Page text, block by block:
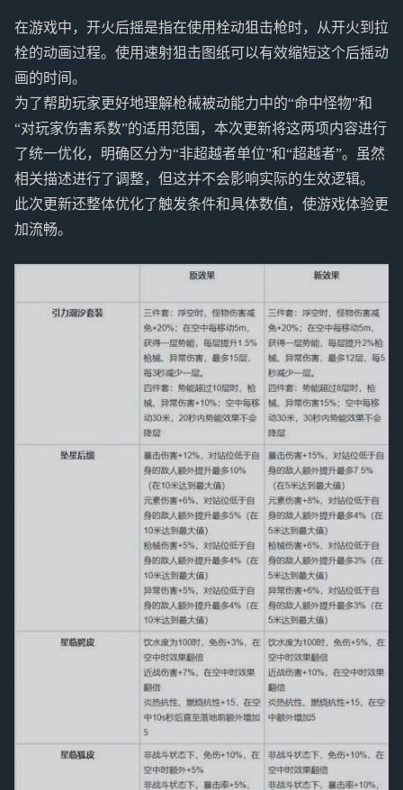
在游戏中，开火后摇是指在使用栓动狙击枪时，从开火到拉
栓的动画过程。使用速射狙击图纸可以有效缩短这个后摇动
画的时间。
为了帮助玩家更好地理解枪械被动能力中的“命中怪物”和
“对玩家伤害系数”的适用范围，本次更新将这两项内容进行
了统一优化，明确区分为“非超越者单位”和“超越者”。虽然
相关描述进行了调整，但这并不会影响实际的生效逻辑。
此次更新还整体优化了触发条件和具体数值，使游戏体验更
加流畅。